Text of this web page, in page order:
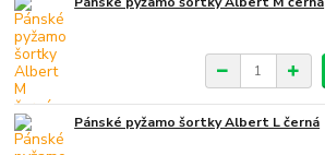
Pánské pyžamo šortky Albert L černá